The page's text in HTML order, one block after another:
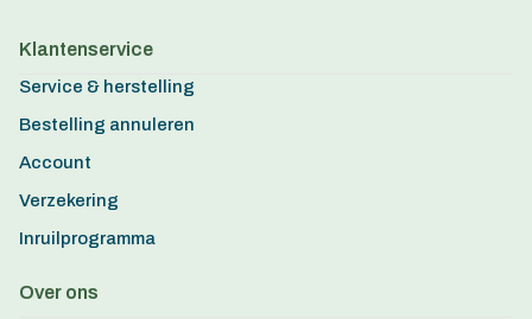
Klantenservice
Service & herstelling
Bestelling annuleren
Account
Verzekering
Inruilprogramma
Over ons